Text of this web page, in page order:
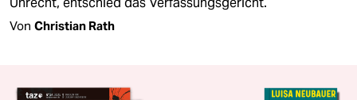
Von Christian Rath